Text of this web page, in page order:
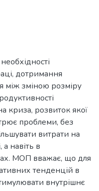
дотримання
між зміною розміру
криза, розвиток якої
проблеми, без
витрати на
а навіть в
МОП вважає, що для
тенденцій в
внутрішнє